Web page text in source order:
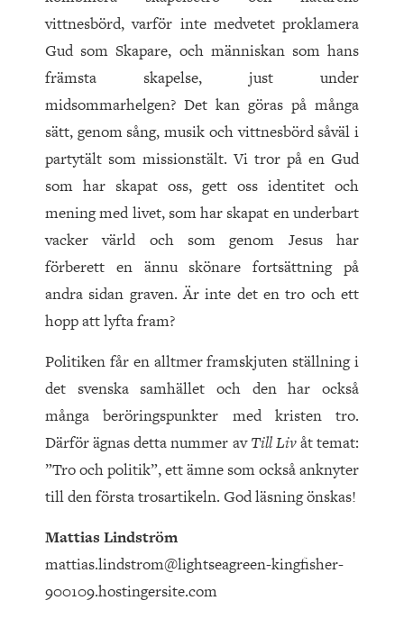
vittnesbörd, varför inte medvetet proklamera
Gud som Skapare, och människan som hans
främsta skapelse, just under
midsommarhelgen? Det kan göras på många
sätt, genom sång, musik och vittnesbörd såväl i
partytält som missionstält. Vi tror på en Gud
som har skapat oss, gett oss identitet och
mening med livet, som har skapat en underbart
vacker värld och som genom Jesus har
förberett en ännu skönare fortsättning på
andra sidan graven. Är inte det en tro och ett
hopp att lyfta fram?
Politiken får en alltmer framskjuten ställning i
det svenska samhället och den har också
många beröringspunkter med kristen tro.
Därför ägnas detta nummer avTill Livåt temat:
”Tro och politik”, ett ämne som också anknyter
till den första trosartikeln. God läsning önskas!
Mattias Lindström
mattias.lindstrom@lightseagreen-kingfisher-
900109.hostingersite.com